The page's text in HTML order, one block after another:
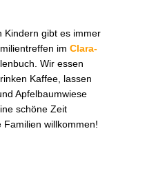
Kindern gibt es immer
im Clara-
Wir essen
Kaffee, lassen
Apfelbaumwiese
schöne Zeit
willkommen!